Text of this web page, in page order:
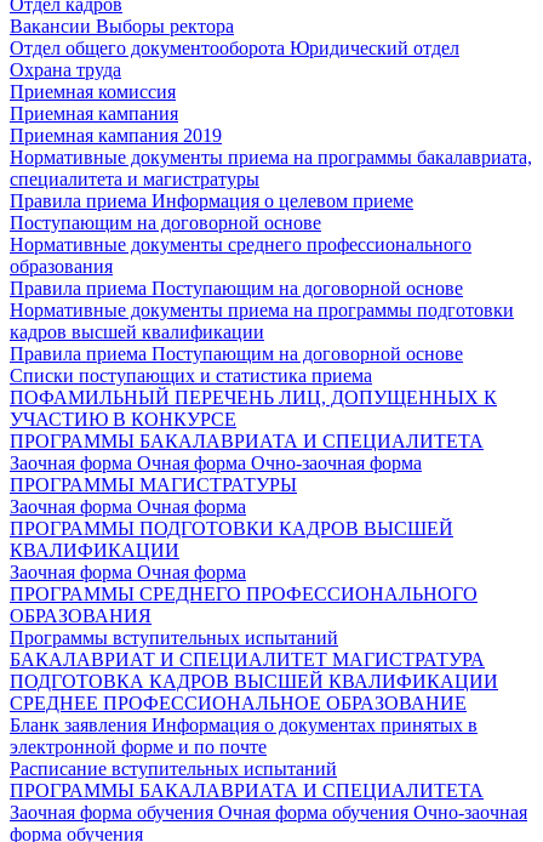
Вакансии Выборы ректора
Отдел общего документооборота Юридический отдел
Охрана труда
Приемная комиссия
Приемная кампания
Приемная кампания 2019
Нормативные документы приема на программы бакалавриата,
специалитета и магистратуры
Правила приема Информация о целевом приеме
Поступающим на договорной основе
Нормативные документы среднего профессионального
образования
Правила приема Поступающим на договорной основе
Нормативные документы приема на программы подготовки
кадров высшей квалификации
Правила приема Поступающим на договорной основе
Списки поступающих и статистика приема
ПОФАМИЛЬНЫЙ ПЕРЕЧЕНЬ ЛИЦ, ДОПУЩЕННЫХ К
УЧАСТИЮ В КОНКУРСЕ
ПРОГРАММЫ БАКАЛАВРИАТА И СПЕЦИАЛИТЕТА
Заочная форма Очная форма Очно-заочная форма
ПРОГРАММЫ МАГИСТРАТУРЫ
Заочная форма Очная форма
ПРОГРАММЫ ПОДГОТОВКИ КАДРОВ ВЫСШЕЙ
КВАЛИФИКАЦИИ
Заочная форма Очная форма
ПРОГРАММЫ СРЕДНЕГО ПРОФЕССИОНАЛЬНОГО
ОБРАЗОВАНИЯ
Программы вступительных испытаний
БАКАЛАВРИАТ И СПЕЦИАЛИТЕТ МАГИСТРАТУРА
ПОДГОТОВКА КАДРОВ ВЫСШЕЙ КВАЛИФИКАЦИИ
СРЕДНЕЕ ПРОФЕССИОНАЛЬНОЕ ОБРАЗОВАНИЕ
Бланк заявления Информация о документах принятых в
электронной форме и по почте
Расписание вступительных испытаний
ПРОГРАММЫ БАКАЛАВРИАТА И СПЕЦИАЛИТЕТА
Заочная форма обучения Очная форма обучения Очно-заочная
форма обучения